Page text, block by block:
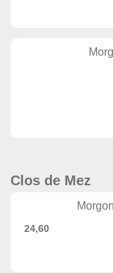
Clos de Mez
24,60